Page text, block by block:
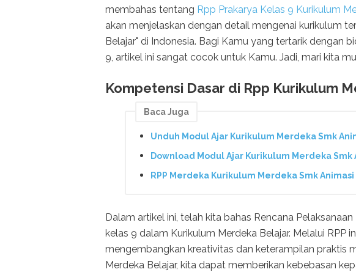
membahas tentang Rpp Prakarya Kelas 9 Kurikulum
akan menjelaskan dengan detail mengenai kurikulum
Belajar" di Indonesia. Bagi Kamu yang tertarik dengan
9, artikel ini sangat cocok untuk Kamu. Jadi, mari kita
Kompetensi Dasar di Rpp Kurikulum
Baca Juga
Unduh Modul Ajar Kurikulum Merdeka Smk
Download Modul Ajar Kurikulum Merdeka Smk
RPP Merdeka Kurikulum Merdeka Smk Animasi
Dalam artikel ini, telah kita bahas Rencana
kelas 9 dalam Kurikulum Merdeka Belajar. Melalui RPP
mengembangkan kreativitas dan keterampilan praktis
Merdeka Belajar, kita dapat memberikan kebebasan